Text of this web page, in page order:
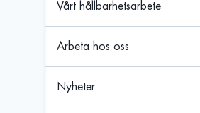
Vårt hållbarhetsarbete
Arbeta hos oss
Nyheter